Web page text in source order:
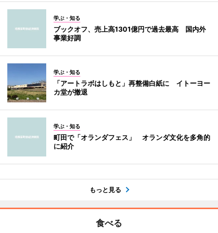
学ぶ・知る
ブックオフ、売上高1301億円で過去最高 国内外
事業好調
学ぶ・知る
「アートラボはしもと」再整備白紙に イトーヨー
カ堂が撤退
学ぶ・知る
町田で「オランダフェス」 オランダ文化を多角的
に紹介
もっと見る
食べる